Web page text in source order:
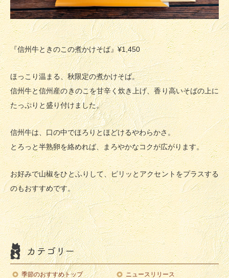
『信州牛ときのこの煮かけそば』¥1,450
ほっこり温まる、秋限定の煮かけそば。
信州牛と信州産のきのこを甘辛く炊き上げ、香り高いそばの上に
たっぷりと盛り付けました。
信州牛は、口の中でほろりとほどけるやわらかさ。
とろっと半熟卵を絡めれば、まろやかなコクが広がります。
お好みで山椒をひとふりして、ピリッとアクセントをプラスする
のもおすすめです。
季節のおすすめトップ ニュースリリース